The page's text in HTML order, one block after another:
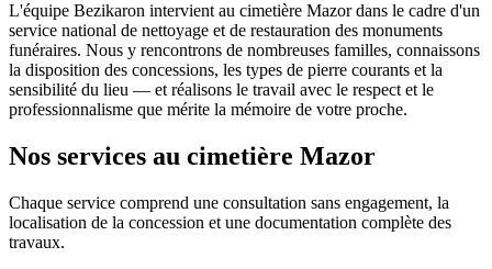
L'équipe Bezikaron intervient au cimetière Mazor dans le cadre d'un
service national de nettoyage et de restauration des monuments
funéraires. Nous y rencontrons de nombreuses familles, connaissons
la disposition des concessions, les types de pierre courants et la
sensibilité du lieu — et réalisons le travail avec le respect et le
professionnalisme que mérite la mémoire de votre proche.
Nos services au cimetière Mazor
Chaque service comprend une consultation sans engagement, la
localisation de la concession et une documentation complète des
travaux.